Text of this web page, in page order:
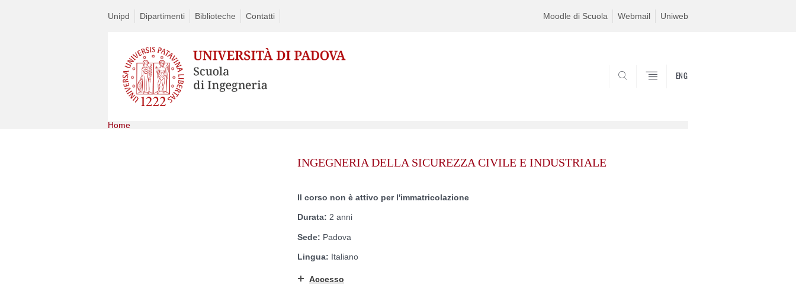
Unipd Dipartimenti Biblioteche Contatti Moodle di Scuola Webmail Uniweb
ENG
Home
INGEGNERIA DELLA SICUREZZA CIVILE E INDUSTRIALE
Il corso non è attivo per l'immatricolazione
Durata: 2 anni
Sede: Padova
Lingua: Italiano
Accesso